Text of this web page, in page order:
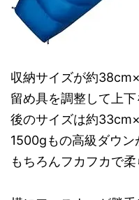
収納サイズが約
留め具を調整して上
後のサイズは約
1500gもの高級ダウ
もちろんフカフカで柔